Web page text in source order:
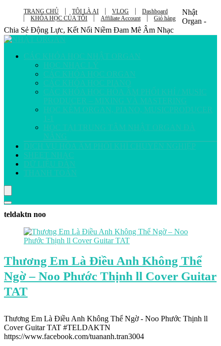
TRANG CHỦ TÔI LÀ AI VLOG
Dashboard
KHÓA HỌC CỦA TÔI
Affiliate Account Giỏ hàng
Nhật
Organ -
Chia Sẻ Động Lực, Kết Nối Niềm Đam Mê Âm Nhạc
CÁC KHÓA HỌC NHẬT ORGAN
HỌC NHẠC LÝ
CÁC KHÓA HỌC ORGAN
CÁC KHÓA HỌC PIANO
CÁC KHÓA HỌC HÒA ÂM PHỐI KHÍ / MUSIC
PRODUCER – MIXING VÀ MASTERING
HỌC KÈM ORGAN, PIANO, MUSICPRODUCER
1-1
HỌC TẠI TRUNG TÂM NHẬT ORGAN ĐÀ
NẴNG
DỊCH VỤ HÒA ÂM PHỐI KHÍ CHUYÊN NGHIỆP
SHEET NHẠC
DỮ LIỆU ĐÀN
THANH TOÁN
teldaktn noo
Thương Em Là Điều Anh Không Thể
Ngờ – Noo Phước Thịnh ll Cover Guitar
TAT
Thương Em Là Điều Anh Không Thể Ngờ - Noo Phước Thịnh ll
Cover Guitar TAT #TELDAKTN
https://www.facebook.com/tuananh.tran3004